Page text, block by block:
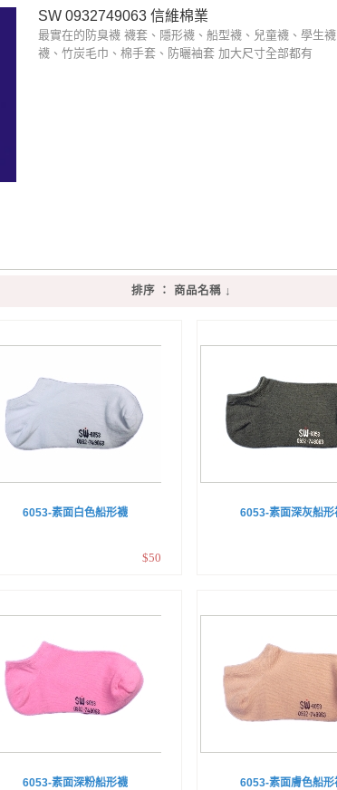
SW 0932749063 信維棉業
最實在的防臭襪 襪套、隱形襪、船型襪、兒童襪、學生
襪、竹炭毛巾、棉手套、防曬袖套 加大尺寸全部都有
排序 ： 商品名稱 ↓
6053-素面白色船形襪
$50
6053-素面深灰船形
6053-素面深粉船形襪 6053-素面膚色船形